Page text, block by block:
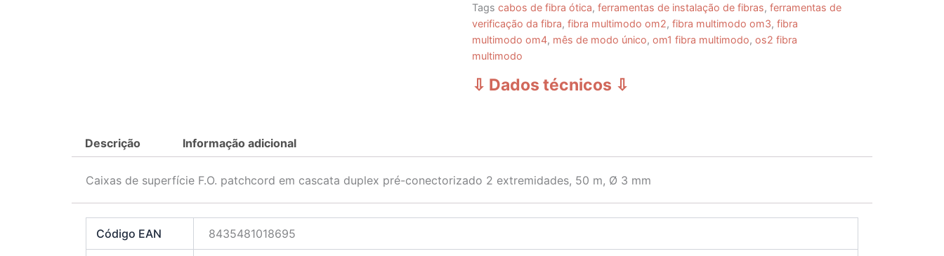
Tags cabos de fibra ótica, ferramentas de instalação de fibras, ferramentas de
verificação da fibra, fibra multimodo om2, fibra multimodo om3, fibra
multimodo om4, mês de modo único, om1 fibra multimodo, os2 fibra
multimodo
⇩ Dados técnicos ⇩
Descrição Informação adicional
Caixas de superfície F.O. patchcord em cascata duplex pré-conectorizado 2 extremidades, 50 m, Ø 3 mm
Código EAN 8435481018695